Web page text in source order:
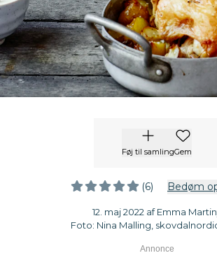
Føj til samlingGem
(6) Bedøm
12. maj 2022 af Emma
Foto: Nina Malling,